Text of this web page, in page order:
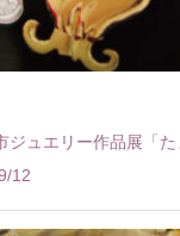
ジュエリー作品展「た
12